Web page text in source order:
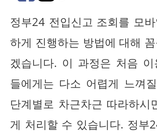
정부24 전입신고 조회를 모
하게 진행하는 방법에 대해
겠습니다. 이 과정은 처음 이
들에게는 다소 어렵게 느껴
단계별로 차근차근 따라하시
게 처리할 수 있습니다. 정부